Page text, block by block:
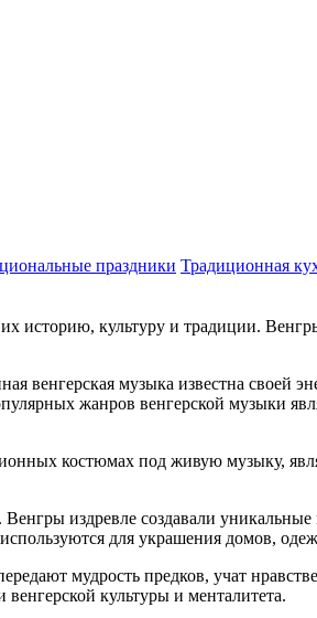
праздники Традиционная
историю, культуру и традиции.
венгерская музыка известна своей
жанров венгерской музыки
костюмах под живую музыку,
издревле создавали
для украшения домов,
мудрость предков, учат
культуры и менталитета.